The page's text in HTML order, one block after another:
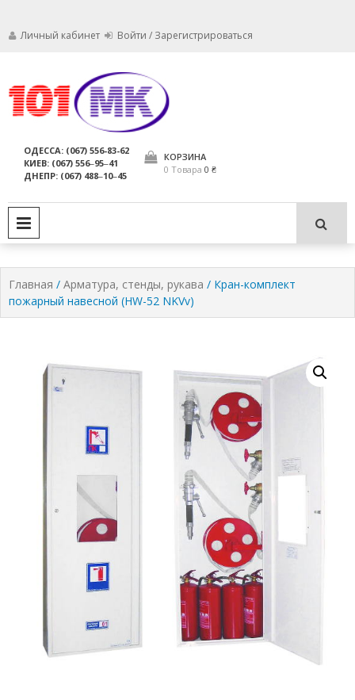
Личный кабинет Войти / Зарегистрироваться
компания МАРКО
пригодны для использования по
назначению.
ОДЕССА: (067) 556-83-62
КИЕВ: (067) 556‒95‒41
ДНЕПР: (067) 488‒10‒45
КОРЗИНА
0 Товара 0 ₴
Главная / Арматура, стенды, рукава / Кран-комплект
пожарный навесной (HW-52 NKVv)